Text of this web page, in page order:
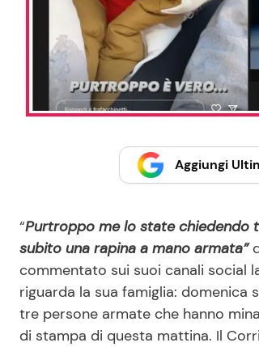
Aggiungi
“Purtroppo me lo state chiedendo
subito una rapina a mano armata”
commentato sui suoi canali social
riguarda la sua famiglia: domenica
tre persone armate che hanno
di stampa di questa mattina. Il